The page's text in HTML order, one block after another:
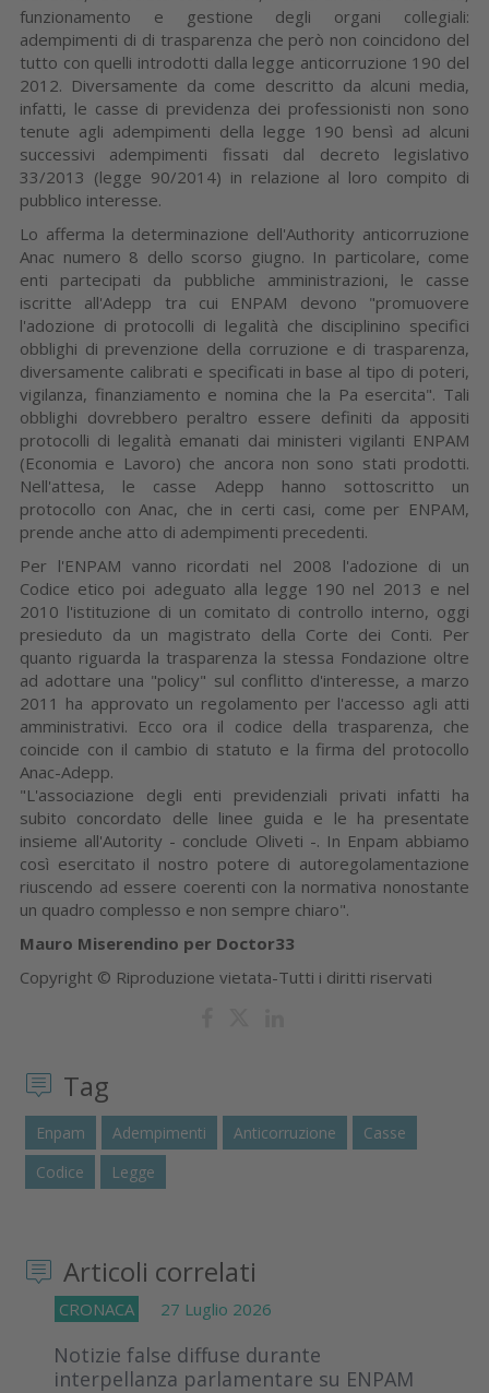
funzionamento e gestione degli organi collegiali:
adempimenti di di trasparenza che però non coincidono del
tutto con quelli introdotti dalla legge anticorruzione 190 del
2012. Diversamente da come descritto da alcuni media,
infatti, le casse di previdenza dei professionisti non sono
tenute agli adempimenti della legge 190 bensì ad alcuni
successivi adempimenti fissati dal decreto legislativo
33/2013 (legge 90/2014) in relazione al loro compito di
pubblico interesse.
Lo afferma la determinazione dell'Authority anticorruzione
Anac numero 8 dello scorso giugno. In particolare, come
enti partecipati da pubbliche amministrazioni, le casse
iscritte all'Adepp tra cui ENPAM devono "promuovere
l'adozione di protocolli di legalità che disciplinino specifici
obblighi di prevenzione della corruzione e di trasparenza,
diversamente calibrati e specificati in base al tipo di poteri,
vigilanza, finanziamento e nomina che la Pa esercita". Tali
obblighi dovrebbero peraltro essere definiti da appositi
protocolli di legalità emanati dai ministeri vigilanti ENPAM
(Economia e Lavoro) che ancora non sono stati prodotti.
Nell'attesa, le casse Adepp hanno sottoscritto un
protocollo con Anac, che in certi casi, come per ENPAM,
prende anche atto di adempimenti precedenti.
Per l'ENPAM vanno ricordati nel 2008 l'adozione di un
Codice etico poi adeguato alla legge 190 nel 2013 e nel
2010 l'istituzione di un comitato di controllo interno, oggi
presieduto da un magistrato della Corte dei Conti. Per
quanto riguarda la trasparenza la stessa Fondazione oltre
ad adottare una "policy" sul conflitto d'interesse, a marzo
2011 ha approvato un regolamento per l'accesso agli atti
amministrativi. Ecco ora il codice della trasparenza, che
coincide con il cambio di statuto e la firma del protocollo
Anac-Adepp.
"L'associazione degli enti previdenziali privati infatti ha
subito concordato delle linee guida e le ha presentate
insieme all'Autority - conclude Oliveti -. In Enpam abbiamo
così esercitato il nostro potere di autoregolamentazione
riuscendo ad essere coerenti con la normativa nonostante
un quadro complesso e non sempre chiaro".
Mauro Miserendino per Doctor33
Copyright © Riproduzione vietata-Tutti i diritti riservati
Tag
Enpam Adempimenti Anticorruzione
Casse
Codice
Legge
Articoli correlati
CRONACA 27 Luglio 2026
Notizie false diffuse durante
interpellanza parlamentare su ENPAM